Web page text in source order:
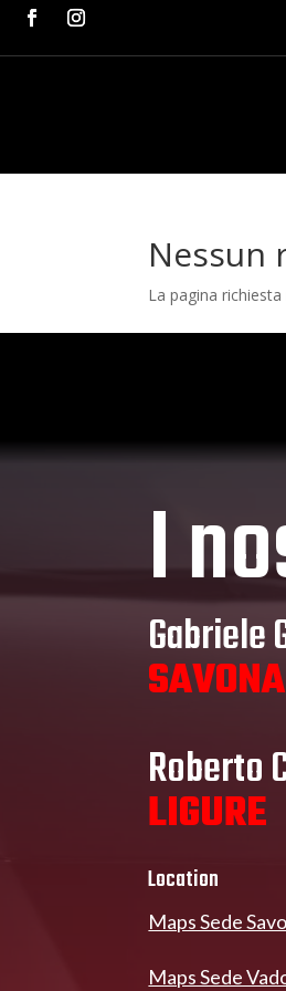
Nessun
La pagina
I
Gabriele
SAVONA
Roberto
LIGURE
Location
Maps Sede
Maps Sede